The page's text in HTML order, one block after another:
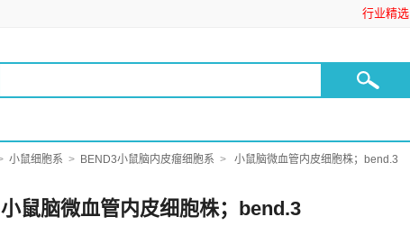
行业精选
小鼠细胞系 BEND3小鼠脑内皮瘤细胞系 小鼠脑微血管内皮细胞株；bend.3
小鼠脑微血管内皮细胞株；bend.3